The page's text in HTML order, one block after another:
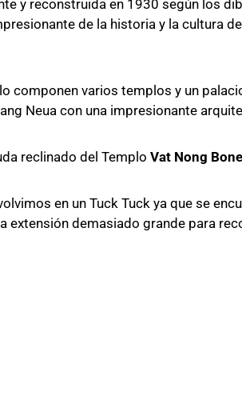
y reconstruida en 1930 según los
de la historia y la cultura
componen varios templos y un
Neua con una impresionante
reclinado del Templo Vat Nong
en un Tuck Tuck ya que se
extensión demasiado grande para